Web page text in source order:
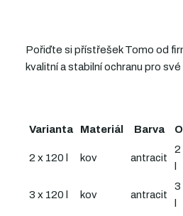
Pořiďte si přístřešek Tomo od
kvalitní a stabilní ochranu pro
Varianta Materiál Barva
2 x 120 l kov antracit
2
3 x 120 l kov antracit
3